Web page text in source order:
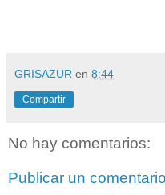
GRISAZUR en 8:44
Compartir
No hay comentarios:
Publicar un comentario